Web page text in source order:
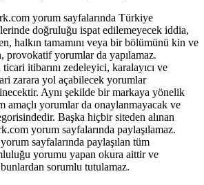
yorum sayfalarında Türkiye
doğruluğu ispat edilemeyecek iddia,
halkın tamamını veya bir bölümünü kin ve
provokatif yorumlar da yapılamaz.
itibarını zedeleyici, karalayıcı ve
zarara yol açabilecek yorumlar
Aynı şekilde bir markaya yönelik
amaçlı yorumlar da onaylanmayacak ve
Başka hiçbir siteden alınan
yorum sayfalarında paylaşılamaz.
sayfalarında paylaşılan tüm
yorumu yapan okura aittir ve
sorumlu tutulamaz.